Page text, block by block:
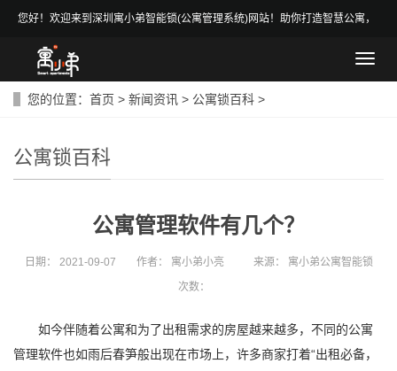
您好！欢迎来到深圳寓小弟智能锁(公寓管理系统)网站！助你打造智慧公寓，
做智慧房东！
导
您的位置： 首页 > 新闻资讯 > 公寓锁百科 >
公寓锁百科
公寓管理软件有几个？
日期： 2021-09-07 作者： 寓小弟小亮 来源：
寓小弟公寓智能锁
次数：
如今伴随着公寓和为了出租需求的房屋越来越多，不同的公寓
管理软件也如雨后春笋般出现在市场上，许多商家打着“出租必备，